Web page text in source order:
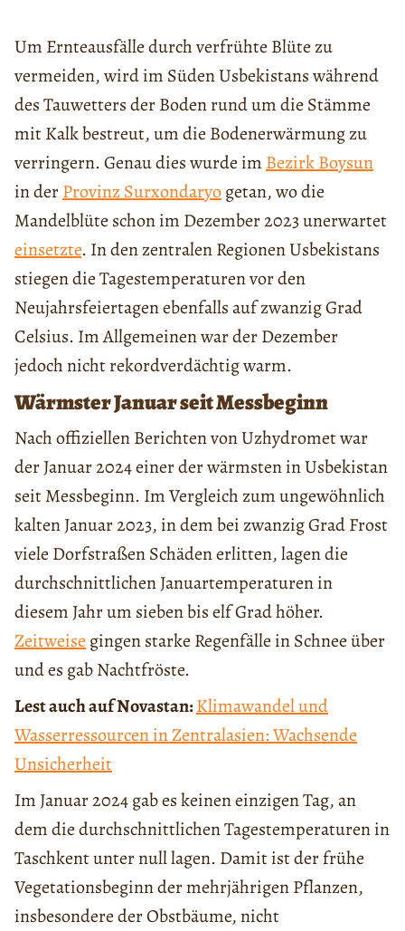
Um Ernteausfälle durch verfrühte Blüte zu
vermeiden, wird im Süden Usbekistans während
des Tauwetters der Boden rund um die Stämme
mit Kalk bestreut, um die Bodenerwärmung zu
verringern. Genau dies wurde im Bezirk Boysun
in derProvinz Surxondaryogetan, wo die
Mandelblüte schon im Dezember 2023 unerwartet
einsetzte. In den zentralen Regionen Usbekistans
stiegen die Tagestemperaturen vor den
Neujahrsfeiertagen ebenfalls auf zwanzig Grad
Celsius. Im Allgemeinen war der Dezember
jedoch nicht rekordverdächtig warm.
Wärmster Januar seit Messbeginn
Nach offiziellen Berichten von Uzhydromet war
der Januar 2024 einer der wärmsten in Usbekistan
seit Messbeginn. Im Vergleich zum ungewöhnlich
kalten Januar 2023, in dem bei zwanzig Grad Frost
viele Dorfstraßen Schäden erlitten, lagen die
durchschnittlichen Januartemperaturen in
diesem Jahr um sieben bis elf Grad höher.
Zeitweise gingen starke Regenfälle in Schnee über
und es gab Nachtfröste.
Lest auch auf Novastan:Klimawandel und
Wasserressourcen in Zentralasien: Wachsende
Unsicherheit
Im Januar 2024 gab es keinen einzigen Tag, an
dem die durchschnittlichen Tagestemperaturen in
Taschkent unter null lagen. Damit ist der frühe
Vegetationsbeginn der mehrjährigen Pflanzen,
insbesondere der Obstbäume, nicht